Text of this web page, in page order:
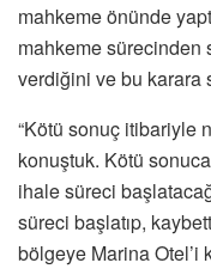
mahkeme önünde
mahkeme sürecinden
verdiğini ve bu karara
“Kötü sonuç itibariyle
konuştuk. Kötü
ihale süreci
süreci başlatıp,
bölgeye Marina Otel’i